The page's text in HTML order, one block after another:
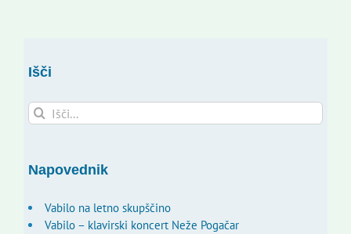
Išči
Search
for:
Napovednik
Vabilo na letno skupščino
Vabilo – klavirski koncert Neže Pogačar